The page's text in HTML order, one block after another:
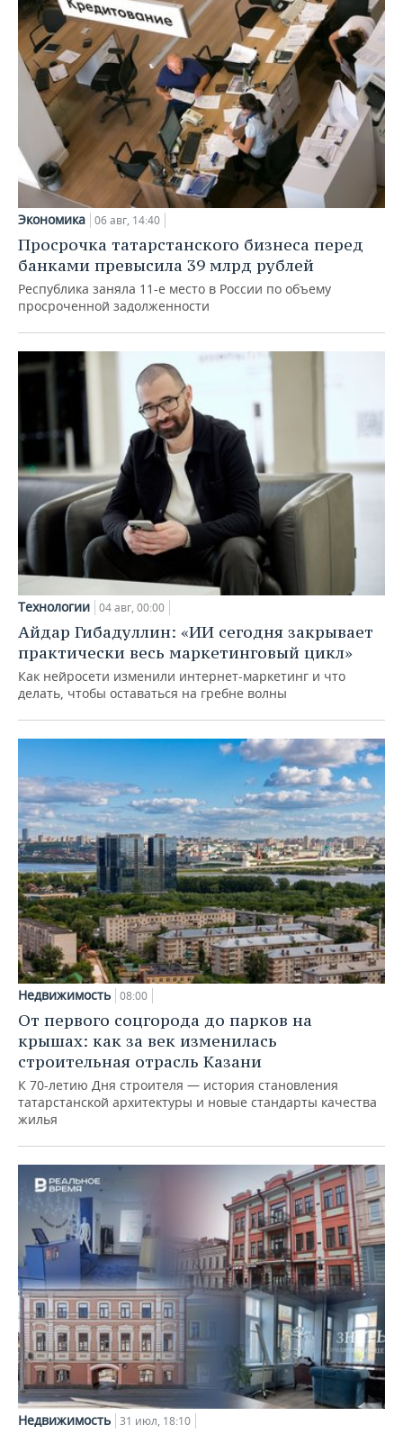
Экономика 06 авг, 14:40
Просрочка татарстанского бизнеса перед
банками превысила 39 млрд рублей
Республика заняла 11-е место в России по объему
просроченной задолженности
Технологии 04 авг, 00:00
Айдар Гибадуллин: «ИИ сегодня закрывает
практически весь маркетинговый цикл»
Как нейросети изменили интернет-маркетинг и что
делать, чтобы оставаться на гребне волны
Недвижимость 08:00
От первого соцгорода до парков на
крышах: как за век изменилась
строительная отрасль Казани
К 70-летию Дня строителя — история становления
татарстанской архитектуры и новые стандарты качества
жилья
Недвижимость 31 июл, 18:10